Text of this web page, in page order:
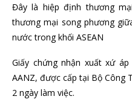
Đây là hiệp định thương
thương mại song phương
nước trong khối ASEAN
Giấy chứng nhận xuất xứ
AANZ, được cấp tại Bộ Công
2 ngày làm việc.